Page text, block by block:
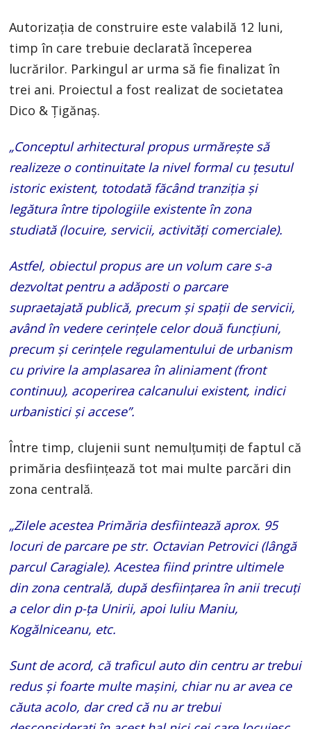
Autorizația de construire este valabilă 12 luni,
timp în care trebuie declarată începerea
lucrărilor. Parkingul ar urma să fie finalizat în
trei ani. Proiectul a fost realizat de societatea
Dico & Țigănaș.
„Conceptul arhitectural propus urmărește să
realizeze o continuitate la nivel formal cu țesutul
istoric existent, totodată făcând tranziția și
legătura între tipologiile existente în zona
studiată (locuire, servicii, activități comerciale).
Astfel, obiectul propus are un volum care s-a
dezvoltat pentru a adăposti o parcare
supraetajată publică, precum și spații de servicii,
având în vedere cerințele celor două funcțiuni,
precum și cerințele regulamentului de urbanism
cu privire la amplasarea în aliniament (front
continuu), acoperirea calcanului existent, indici
urbanistici și accese”.
Între timp, clujenii sunt nemulțumiți de faptul că
primăria desființează tot mai multe parcări din
zona centrală.
„Zilele acestea Primăria desfiintează aprox. 95
locuri de parcare pe str. Octavian Petrovici (lângă
parcul Caragiale). Acestea fiind printre ultimele
din zona centrală, după desființarea în anii trecuți
a celor din p-ța Unirii, apoi Iuliu Maniu,
Kogălniceanu, etc.
Sunt de acord, că traficul auto din centru ar trebui
redus și foarte multe mașini, chiar nu ar avea ce
căuta acolo, dar cred că nu ar trebui